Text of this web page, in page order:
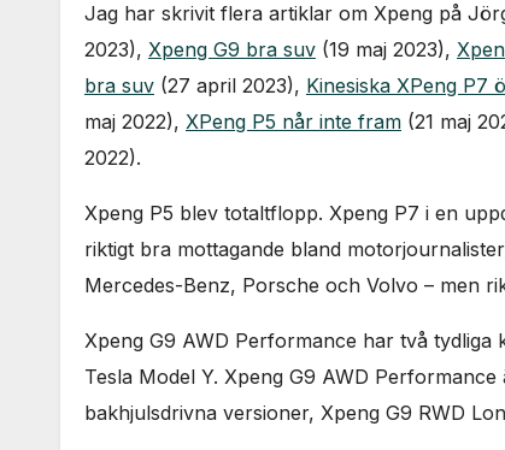
Jag har skrivit flera artiklar om Xpeng på
2023), Xpeng G9 bra suv (19 maj 2023),
bra suv (27 april 2023), Kinesiska XPeng P7
maj 2022), XPeng P5 når inte fram (21 maj
2022).
Xpeng P5 blev totaltflopp. Xpeng P7 i en
riktigt bra mottagande bland
Mercedes-Benz, Porsche och Volvo – men
Xpeng G9 AWD Performance har två
Tesla Model Y. Xpeng G9 AWD
bakhjulsdrivna versioner, Xpeng G9 RWD